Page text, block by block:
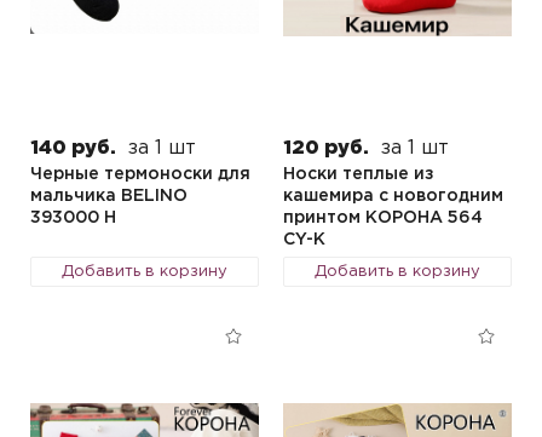
140 руб. за 1 шт
Черные термоноски для
мальчика BELINO
393000 H
Добавить в корзину
120 руб. за 1 шт
Носки теплые из
кашемира с новогодним
принтом КОРОНА 564
CY-K
Добавить в корзину